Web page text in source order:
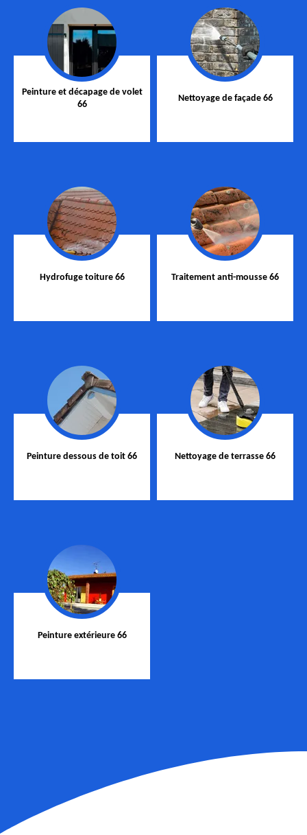
Peinture et décapage de volet
66
Nettoyage de façade 66
Hydrofuge toiture 66 Traitement anti-mousse 66
Peinture dessous de toit 66 Nettoyage de terrasse 66
Peinture extérieure 66